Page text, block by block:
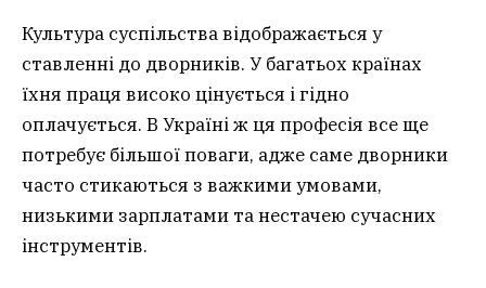
Культура суспільства відображається у
ставленні до дворників. У багатьох країнах
їхня праця високо цінується і гідно
оплачується. В Україні ж ця професія все ще
потребує більшої поваги, адже саме дворники
часто стикаються з важкими умовами,
низькими зарплатами та нестачею сучасних
інструментів.